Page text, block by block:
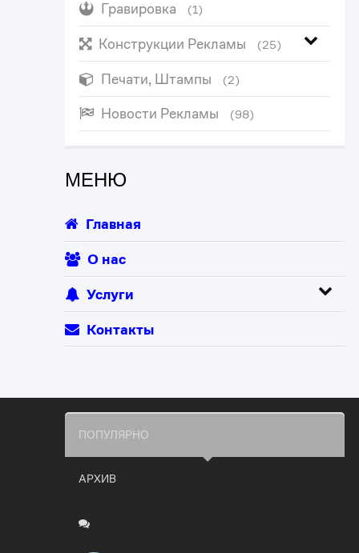
Гравировка (1)
Конструкции Рекламы (25)
Печати, Штампы (2)
Новости Рекламы (98)
МЕНЮ
Главная
О нас
Услуги
Контакты
ПОПУЛЯРНО
АРХИВ